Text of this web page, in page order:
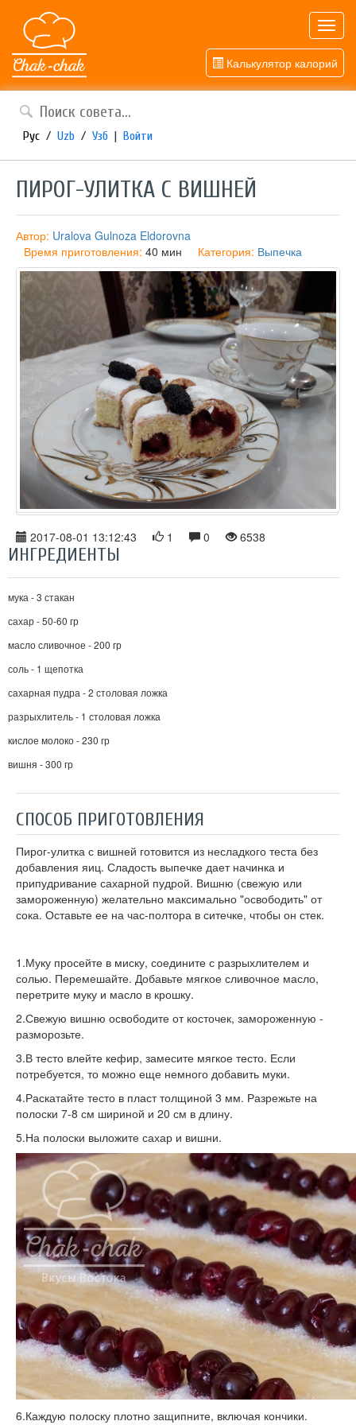
Калькулятор калорий
Рус / Uzb / Узб | Войти
ПИРОГ-УЛИТКА С ВИШНЕЙ
Автор: Uralova Gulnoza Eldorovna
Время приготовления: 40 мин Категория: Выпечка
2017-08-01 13:12:43 1 0 6538
ИНГРЕДИЕНТЫ
мука - 3 стакан
сахар - 50-60 гр
масло сливочное - 200 гр
соль - 1 щепотка
сахарная пудра - 2 столовая ложка
разрыхлитель - 1 столовая ложка
кислое молоко - 230 гр
вишня - 300 гр
СПОСОБ ПРИГОТОВЛЕНИЯ
Пирог-улитка с вишней готовится из несладкого теста без
добавления яиц. Сладость выпечке дает начинка и
припудривание сахарной пудрой. Вишню (свежую или
замороженную) желательно максимально "освободить" от
сока. Оставьте ее на час-полтора в ситечке, чтобы он стек.
1.Муку просейте в миску, соедините с разрыхлителем и
солью. Перемешайте. Добавьте мягкое сливочное масло,
перетрите муку и масло в крошку.
2.Свежую вишню освободите от косточек, замороженную -
разморозьте.
3.В тесто влейте кефир, замесите мягкое тесто. Если
потребуется, то можно еще немного добавить муки.
4.Раскатайте тесто в пласт толщиной 3 мм. Разрежьте на
полоски 7-8 см шириной и 20 см в длину.
5.На полоски выложите сахар и вишни.
6.Каждую полоску плотно защипните, включая кончики.